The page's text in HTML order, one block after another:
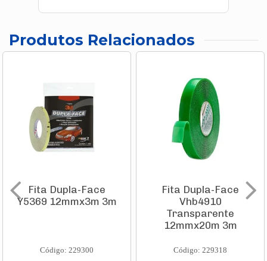
Produtos Relacionados
Fita Dupla-Face
Y5369 12mmx3m 3m
Código: 229300
Fita Dupla-Face
Vhb4910
Transparente
12mmx20m 3m
Código: 229318